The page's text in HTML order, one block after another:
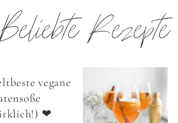
Beliebte Rezepte
vegane
❤